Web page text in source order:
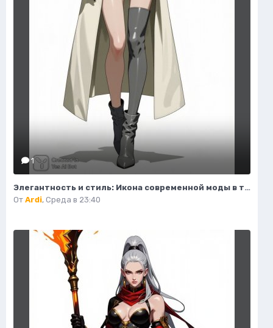
1
Элегантность и стиль: Икона современной моды в тренче и сапогах. Изображение из нейросети Flux.1
От Ardi, Среда в 23:40